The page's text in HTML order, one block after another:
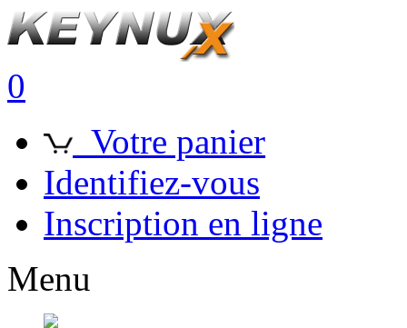
0
Votre panier
Identifiez-vous
Inscription en ligne
Menu